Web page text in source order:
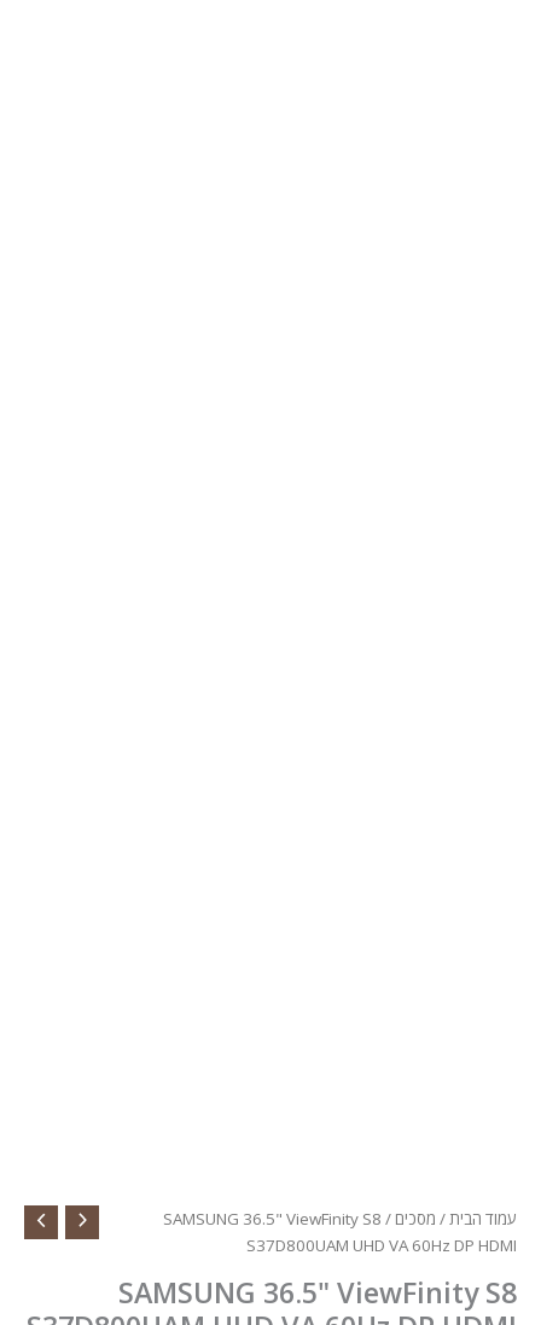
עמוד הבית/ מסכים
/ SAMSUNG 36.5" ViewFinity S8
S37D800UAM UHD VA 60Hz DP HDMI
SAMSUNG 36.5" ViewFinity S8